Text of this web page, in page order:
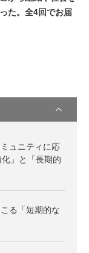
た。全4回でお届
ュニティに応
」と「長期的
る「短期的な